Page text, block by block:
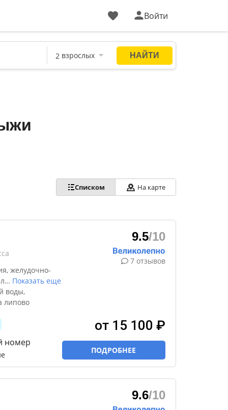
Войти
Списком На карте
желудочно-
… Показать еще
воды,
липово
номер
9.5/10
7 отзывов
от 15 100 ₽
ПОДРОБНЕЕ
9.6/10